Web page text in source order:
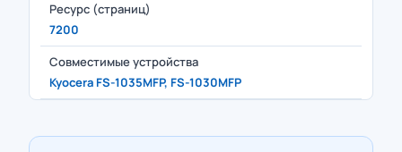
Ресурс (страниц)
7200
Совместимые устройства
Kyocera FS-1035MFP, FS-1030MFP